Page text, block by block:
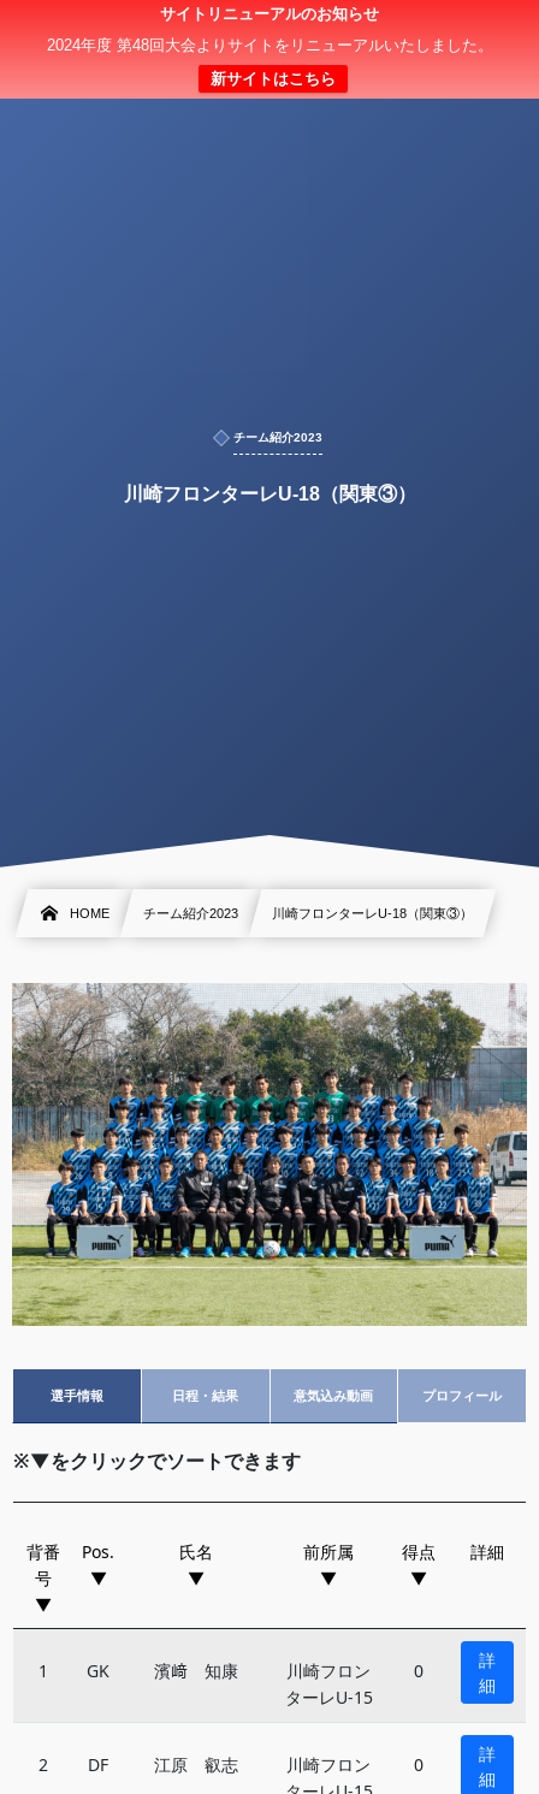
サイトリニューアルのお知らせ
2024年度 第48回大会よりサイトをリニューアルいたしました。
新サイトはこちら
チーム紹介2023
川崎フロンターレU-18（関東③）
HOME チーム紹介2023 川崎フロンターレU-18（関東③）
選手情報 日程・結果 意気込み動画 プロフィール